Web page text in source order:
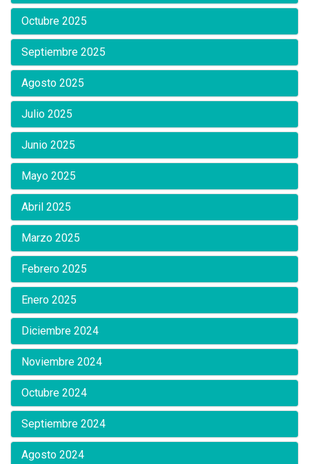
Octubre 2025
Septiembre 2025
Agosto 2025
Julio 2025
Junio 2025
Mayo 2025
Abril 2025
Marzo 2025
Febrero 2025
Enero 2025
Diciembre 2024
Noviembre 2024
Octubre 2024
Septiembre 2024
Agosto 2024